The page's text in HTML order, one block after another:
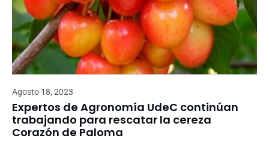
Agosto 18, 2023
Expertos de Agronomía UdeC continúan
trabajando para rescatar la cereza
Corazón de Paloma